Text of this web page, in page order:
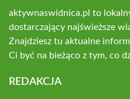
aktywnaswidnica.pl to
dostarczający najświeższe
Znajdziesz tu aktualne
Ci być na bieżąco z tym, co
REDAKCJA